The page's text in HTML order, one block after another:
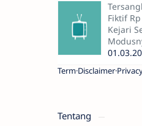
Fiktif
Kejari
Term Disclaimer
Tentang